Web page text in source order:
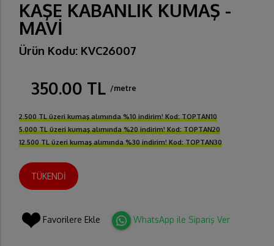
KAŞE KABANLIK KUMAŞ -
MAVİ
Ürün Kodu: KVC26007
350.00 TL /metre
2.500 TL üzeri kumaş alımında %10 indirim! Kod: TOPTAN10
5.000 TL üzeri kumaş alımında %20 indirim! Kod: TOPTAN20
12.500 TL üzeri kumaş alımında %30 indirim! Kod: TOPTAN30
TÜKENDİ
Favorilere Ekle WhatsApp ile Sipariş Ver